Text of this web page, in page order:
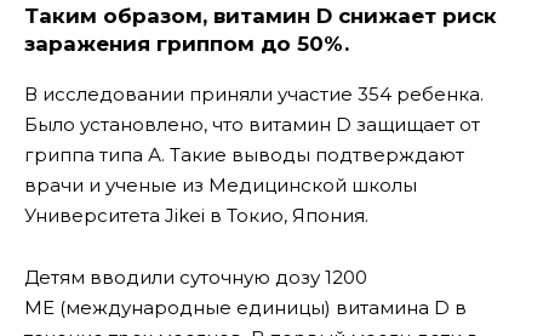
Таким образом, витамин D снижает риск
заражения гриппом до 50%.
В исследовании приняли участие 354 ребенка.
Было установлено, что витамин D защищает от
гриппа типа А. Такие выводы подтверждают
врачи и ученые из Медицинской школы
Университета Jikei в Токио, Япония.
Детям вводили суточную дозу 1200
МЕ (международные единицы) витамина D в